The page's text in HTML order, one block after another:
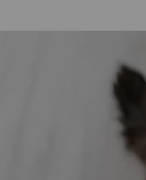
„Gute
Zoologo,schnelle
top“